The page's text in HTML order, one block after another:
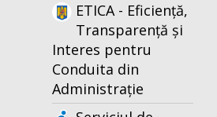
ETICA - Eficiență,
Transparență și
Interes pentru
Conduita din
Administrație